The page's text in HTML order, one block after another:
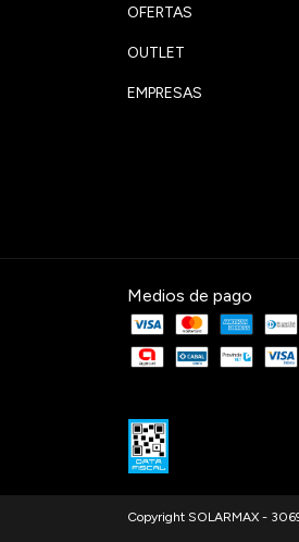
OFERTAS
OUTLET
EMPRESAS
Medios de pago
Copyright SOLARMAX -